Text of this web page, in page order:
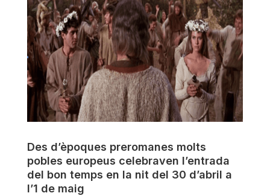
Des d’èpoques preromanes molts
pobles europeus celebraven l’entrada
del bon temps en la nit del 30 d’abril a
l’1 de maig